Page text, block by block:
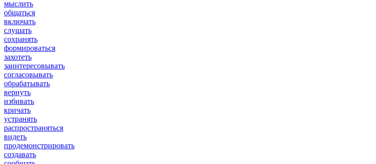
мыслить
общаться
включать
слушать
сохранять
формироваться
захотеть
заинтересовывать
согласовывать
обрабатывать
вернуть
избивать
кричать
устранять
распространяться
видеть
продемонстрировать
создавать